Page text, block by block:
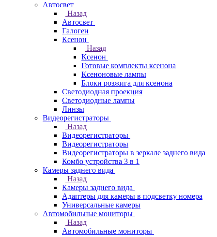
Автосвет
Назад
Автосвет
Галоген
Ксенон
Назад
Ксенон
Готовые комплекты ксенона
Ксеноновые лампы
Блоки розжига для ксенона
Светодиодная проекция
Светодиодные лампы
Линзы
Видеорегистраторы
Назад
Видеорегистраторы
Видеорегистраторы
Видеорегистраторы в зеркале заднего вида
Комбо устройства 3 в 1
Камеры заднего вида
Назад
Камеры заднего вида
Адаптеры для камеры в подсветку номера
Универсальные камеры
Автомобильные мониторы
Назад
Автомобильные мониторы